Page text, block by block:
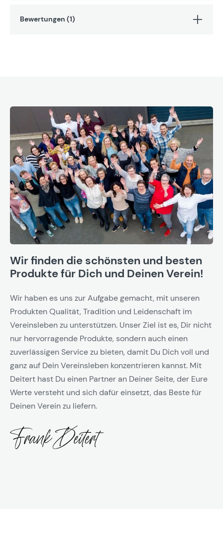
Bewertungen (1)
Wir finden die schönsten und besten
Produkte für Dich und Deinen Verein!
Wir haben es uns zur Aufgabe gemacht, mit unseren
Produkten Qualität, Tradition und Leidenschaft im
Vereinsleben zu unterstützen. Unser Ziel ist es, Dir nicht
nur hervorragende Produkte, sondern auch einen
zuverlässigen Service zu bieten, damit Du Dich voll und
ganz auf Dein Vereinsleben konzentrieren kannst. Mit
Deitert hast Du einen Partner an Deiner Seite, der Eure
Werte versteht und sich dafür einsetzt, das Beste für
Deinen Verein zu liefern.